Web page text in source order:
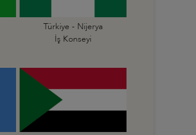
Türkiye - Nijerya
İş Konseyi